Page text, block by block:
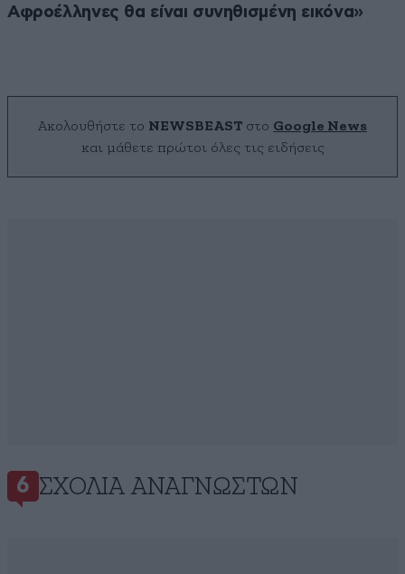
Αφροέλληνες θα είναι συνηθισμένη εικόνα»
Ακολουθήστε το NEWSBEAST στο Google News
και μάθετε πρώτοι όλες τις ειδήσεις
6 ΣΧΌΛΙΑ ΑΝΑΓΝΩΣΤΏΝ